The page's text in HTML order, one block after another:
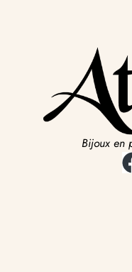
Bijoux en